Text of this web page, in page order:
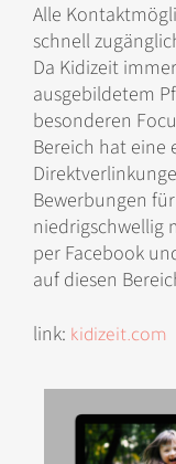
Alle
schnell
Da Kidizeit
ausgebildetem
besonderen
Bereich hat eine
Bewerbungen
niedrigschwellig
per Facebook
auf diesen
link: kidizeit.com